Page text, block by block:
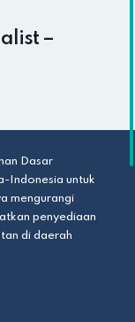
–
Dasar
Indonesia untuk
mengurangi
penyediaan
di daerah